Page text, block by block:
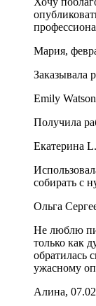
Мария,
Заказывала
Emily
Получила
Екатерина
собирать с
Ольга
Не люблю
только как
ужасному
Алина,